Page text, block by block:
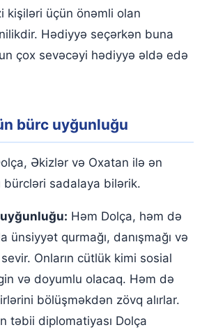
kişiləri üçün önəmli olan
Hədiyyə seçərkən buna
çox sevəcəyi hədiyyə əldə edə
bürc uyğunluğu
Əkizlər və Oxatan ilə ən
bürcləri sadalaya bilərik.
uyğunluğu: Həm Dolça, həm də
ünsiyyət qurmağı, danışmağı və
Onların cütlük kimi sosial
və doyumlu olacaq. Həm də
bölüşməkdən zövq alırlar.
təbii diplomatiyası Dolça